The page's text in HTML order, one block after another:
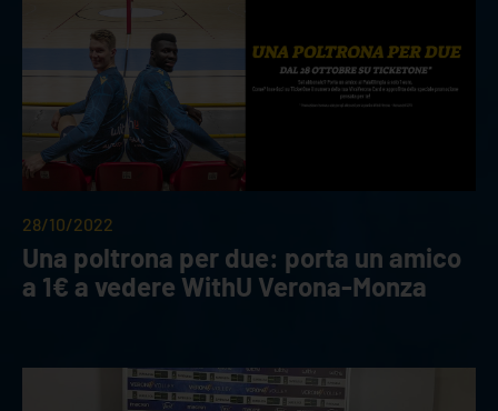
28/10/2022
Una poltrona per due: porta un amico
a 1€ a vedere WithU Verona-Monza